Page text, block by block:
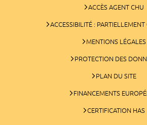
ACCÈS AGENT CHU
ACCESSIBILITÉ :
MENTIONS LÉGALES
PROTECTION DES
PLAN DU SITE
FINANCEMENTS
CERTIFICATION HAS